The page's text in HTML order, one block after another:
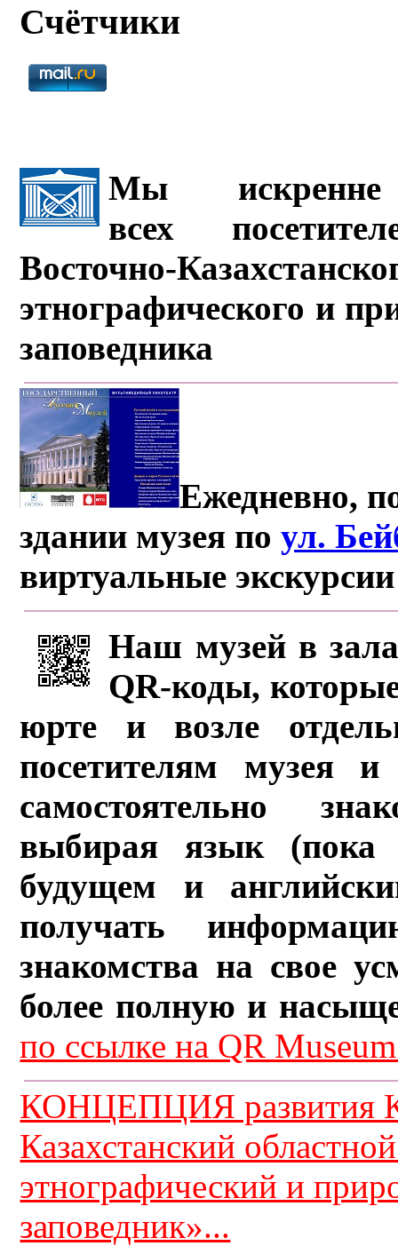
Счётчики
Мы искренне
всех
Восточно-
этнографического и
заповедника
Ежедневно,
здании музея поул.
виртуальные
Наш музей в
QR-коды,
юрте и возле
посетителям музея и
самостоятельно
выбирая язык (пока
будущем и
получать
знакомства на свое
более полную и
по ссылке на QR
КОНЦЕПЦИЯ развития
Казахстанский
этнографический и
заповедник»...